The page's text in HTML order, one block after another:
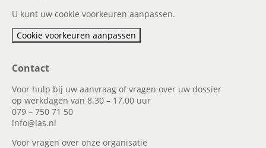
U kunt uw cookie voorkeuren aanpassen.
Cookie voorkeuren aanpassen
Contact
Voor hulp bij uw aanvraag of vragen over uw dossier
op werkdagen van 8.30 – 17.00 uur
079 – 750 71 50
info@ias.nl
Voor vragen over onze organisatie